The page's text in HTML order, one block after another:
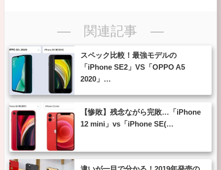
― 関連記事 ―
スペック比較！最強モデルの
「iPhone SE2」VS「OPPO A5
2020」…
【惨敗】残念ながら完敗…「iPhone
12 mini」vs「iPhone SE(…